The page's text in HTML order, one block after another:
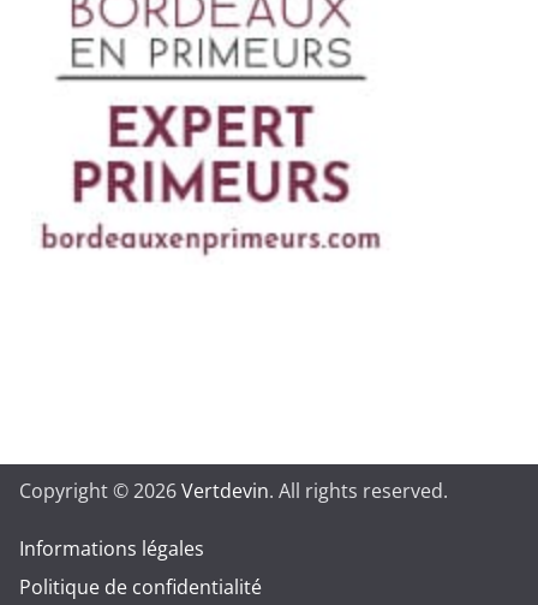
Copyright © 2026Vertdevin. All rights reserved.
Informations légales
Politique de confidentialité